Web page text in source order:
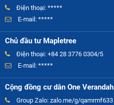
Điện thoại: *****
E-mail: *****
Chủ đầu tư Mapletree
Điện thoại: +84 28 3776 0304/5
E-mail: *****
Cộng đồng cư dân One Verandah
Group Zalo: zalo.me/g/qamrmf633